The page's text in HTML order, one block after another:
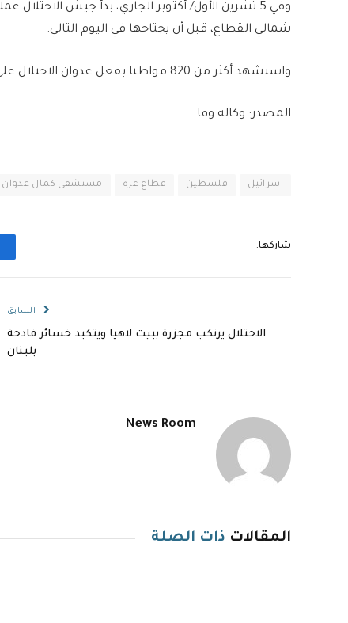
وفي 5 تشرين الأول/ أكتوبر الجاري، بدأ جيش
شمالي القطاع، قبل أن يجتاحها في اليوم التالي.
واستشهد أكثر من 820 مواطنا بفعل عدوان الاحتلال على شمال القطاع الذي يتعرض لإبادة وتطهير عرقي منذ 22 يوما.
المصدر: وكالة وفا
اسرائيل فلسطين قطاع غزة مستشفى كمال عدوان
شاركها.
السابق
الاحتلال يرتكب مجزرة ببيت لاهيا ويتكبد خسائر فادحة
بلبنان
News Room
المقالات ذات الصلة